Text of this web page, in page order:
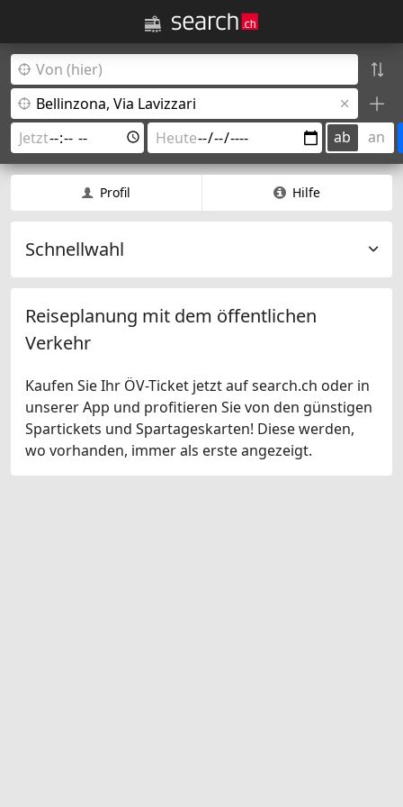
ab an
Profil Hilfe
Schnellwahl
Reiseplanung mit dem öffentlichen
Verkehr
Kaufen Sie Ihr ÖV-Ticket jetzt auf search.ch oder in
unserer App und profitieren Sie von den günstigen
Spartickets und Spartageskarten! Diese werden,
wo vorhanden, immer als erste angezeigt.